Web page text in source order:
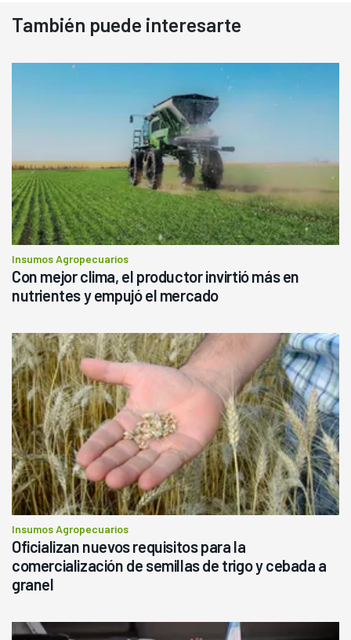
También puede interesarte
Insumos Agropecuarios
Con mejor clima, el productor invirtió más en
nutrientes y empujó el mercado
Insumos Agropecuarios
Oficializan nuevos requisitos para la
comercialización de semillas de trigo y cebada a
granel